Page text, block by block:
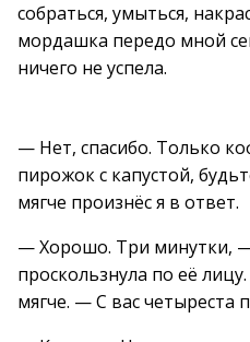
собраться, умыться,
мордашка передо мной
ничего не успела.
— Нет, спасибо. Только
пирожок с капустой,
мягче произнёс я в ответ.
— Хорошо. Три минутки,
проскользнула по её
мягче. — С вас четыреста